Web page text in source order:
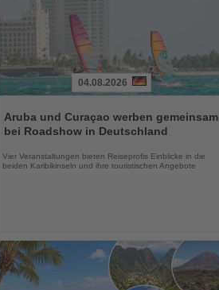
Sie
die
04.08.2026
Aruba und Curaçao werben gemeinsam
bei Roadshow in Deutschland
Vier Veranstaltungen bieten Reiseprofis Einblicke in die
beiden Karibikinseln und ihre touristischen Angebote